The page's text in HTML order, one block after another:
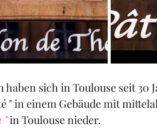
sich in Toulouse seit 30
" in einem Gebäude mit
" in Toulouse nieder.